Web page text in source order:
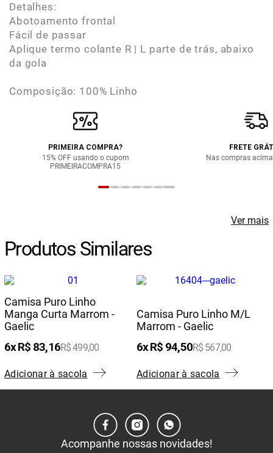
Detalhes:
Abotoamento frontal
Fácil de passar
Aplique termo colante R | L parte de trás, abaixo
da gola
Composição: 100% Linho
PRIMEIRA COMPRA?
15% OFF usando o cupom
PRIMEIRACOMPRA15
FRETE
Nas compras
Produtos Similares
Camisa Puro Linho
Manga Curta Marrom -
Gaelic
6 R$ 83,16R$499,00
Adicionar à sacola
Camisa Puro Linho M/l
Marrom - Gaelic
6 R$ 94,50R$ 567,00
Adicionar à sacola
Ver mais
Acompanhe nossas novidades!